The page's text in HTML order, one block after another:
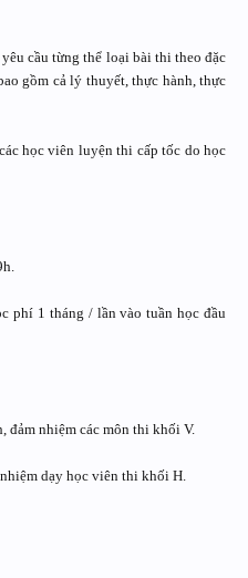
cầu từng thể loại bài thi theo đặc
gồm cả lý thuyết, thực hành, thực
học viên luyện thi cấp tốc do học
phí 1 tháng / lần vào tuần học đầu
đảm nhiệm các môn thi khối V.
dạy học viên thi khối H.